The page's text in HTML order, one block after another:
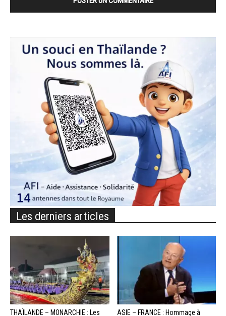
Les derniers articles
THAÏLANDE – MONARCHIE : Les
ASIE – FRANCE : Hommage à